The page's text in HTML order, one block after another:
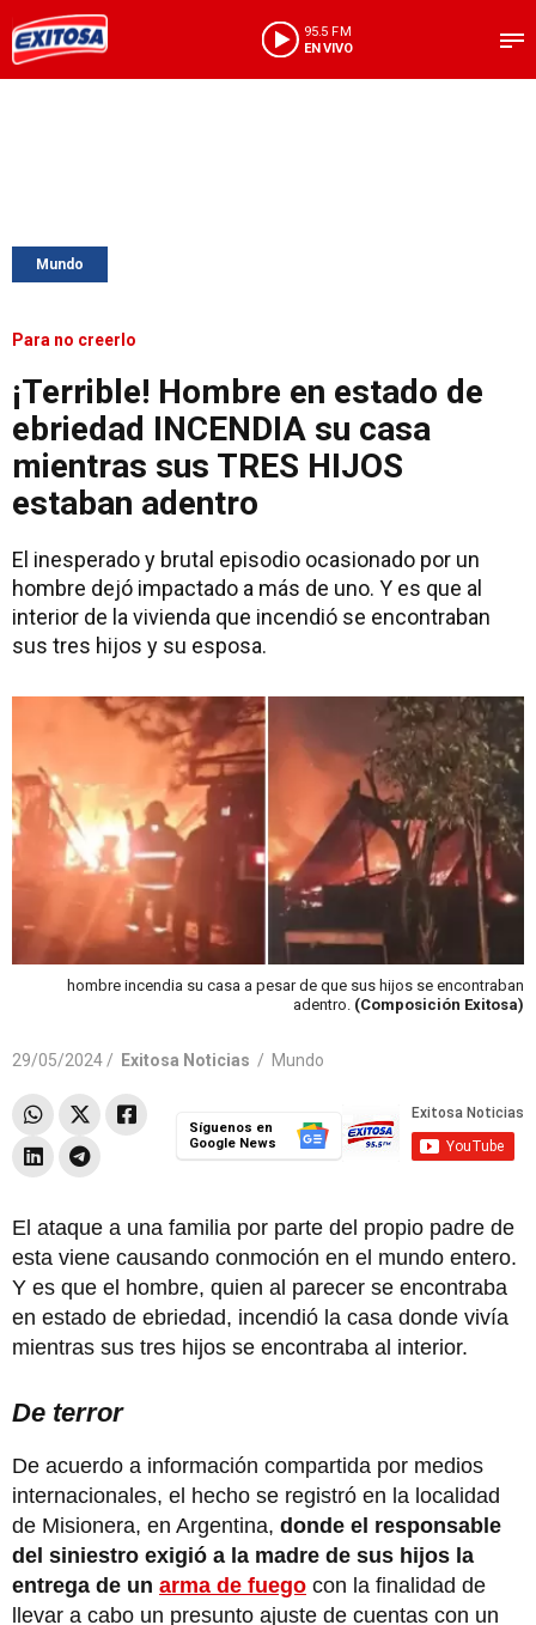
95.5 FM
EN VIVO
Mundo
Para no creerlo
¡Terrible! Hombre en estado de
ebriedad INCENDIA su casa
mientras sus TRES HIJOS
estaban adentro
El inesperado y brutal episodio ocasionado por un
hombre dejó impactado a más de uno. Y es que al
interior de la vivienda que incendió se encontraban
sus tres hijos y su esposa.
hombre incendia su casa a pesar de que sus hijos se encontraban
adentro. (Composición Exitosa)
29/05/2024 / Exitosa Noticias / Mundo
Síguenos en
Google News
El ataque a una familia por parte del propio padre de
esta viene causando conmoción en el mundo entero.
Y es que el hombre, quien al parecer se encontraba
en estado de ebriedad, incendió la casa donde vivía
mientras sus tres hijos se encontraba al interior.
De terror
De acuerdo a información compartida por medios
internacionales, el hecho se registró en la localidad
de Misionera, en Argentina, donde el responsable
del siniestro exigió a la madre de sus hijos la
entrega de un arma de fuego con la finalidad de
llevar a cabo un presunto ajuste de cuentas con un